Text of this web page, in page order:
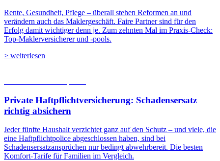
Rente, Gesundheit, Pflege – überall stehen Reformen an und
verändern auch das Maklergeschäft. Faire Partner sind für den
Erfolg damit wichtiger denn je. Zum zehnten Mal im Praxis-Check:
Top-Maklerversicherer und -pools.
> weiterlesen
Private Haftpflicht­versicherung: Schadensersatz
richtig absichern
Jeder fünfte Haushalt verzichtet ganz auf den Schutz – und viele, die
eine Haftpflichtpolice abgeschlossen haben, sind bei
Schadensersatzansprüchen nur bedingt abwehrbereit. Die besten
Komfort-Tarife für Familien im Vergleich.